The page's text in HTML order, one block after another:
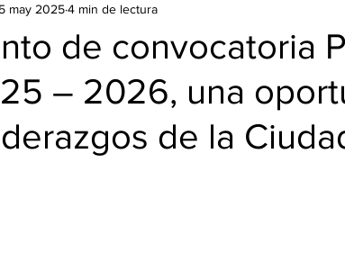
de convocatoria
– 2026, una
de la
5 may 20254 min de lectura